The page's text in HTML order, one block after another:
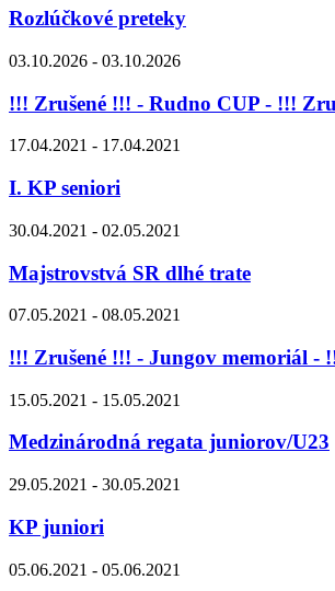
Rozlúčkové preteky
03.10.2026 - 03.10.2026
!!! Zrušené !!! - Rudno CUP - !!!
17.04.2021 - 17.04.2021
I. KP seniori
30.04.2021 - 02.05.2021
Majstrovstvá SR dlhé trate
07.05.2021 - 08.05.2021
!!! Zrušené !!! - Jungov memoriál -
15.05.2021 - 15.05.2021
Medzinárodná regata juniorov/U23
29.05.2021 - 30.05.2021
KP juniori
05.06.2021 - 05.06.2021